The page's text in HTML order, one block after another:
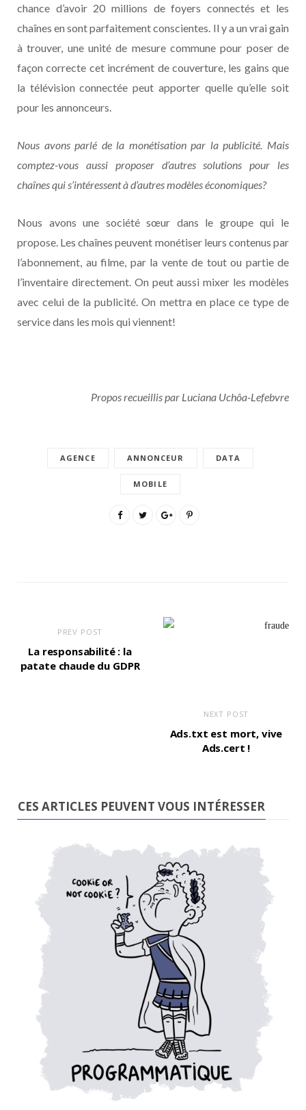
chance d’avoir 20 millions de foyers connectés et les
chaînes en sont parfaitement conscientes. Il y a un vrai gain
à trouver, une unité de mesure commune pour poser de
façon correcte cet incrément de couverture, les gains que
la télévision connectée peut apporter quelle qu’elle soit
pour les annonceurs.
Nous avons parlé de la monétisation par la publicité. Mais
comptez-vous aussi proposer d’autres solutions pour les
chaînes qui s’intéressent à d’autres modèles économiques?
Nous avons une société sœur dans le groupe qui le
propose. Les chaînes peuvent monétiser leurs contenus par
l’abonnement, au filme, par la vente de tout ou partie de
l’inventaire directement. On peut aussi mixer les modèles
avec celui de la publicité. On mettra en place ce type de
service dans les mois qui viennent!
Propos recueillis par Luciana Uchôa-Lefebvre
AGENCE ANNONCEUR DATA
MOBILE
PREV POST
La responsabilité : la
patate chaude du GDPR
NEXT POST
Ads.txt est mort, vive
Ads.cert !
CES ARTICLES PEUVENT VOUS INTÉRESSER